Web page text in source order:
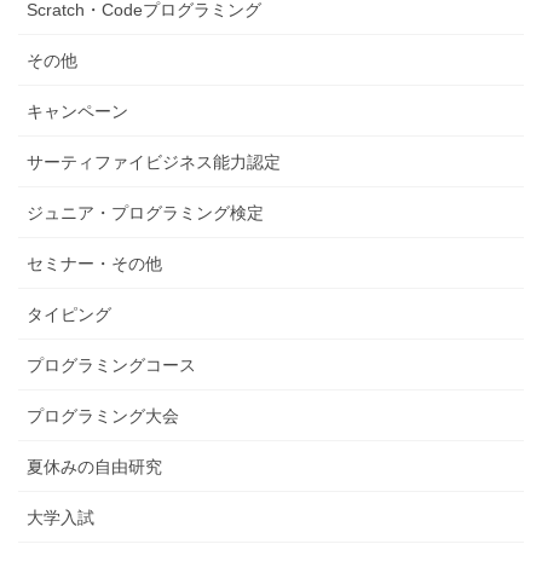
Scratch・Codeプログラミング
その他
キャンペーン
サーティファイビジネス能力認定
ジュニア・プログラミング検定
セミナー・その他
タイピング
プログラミングコース
プログラミング大会
夏休みの自由研究
大学入試